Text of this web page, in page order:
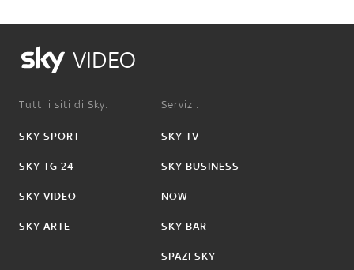
VIDEO
Tutti i siti di Sky:
SKY SPORT
SKY TG 24
SKY VIDEO
SKY ARTE
Servizi:
SKY TV
SKY BUSINESS
NOW
SKY BAR
SPAZI SKY